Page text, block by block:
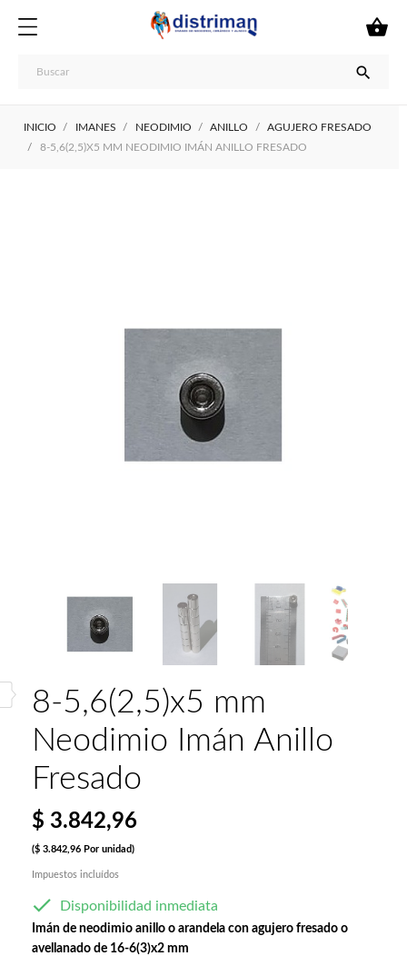


INICIO IMANES NEODIMIO ANILLO
AGUJERO FRESADO
8-5,6(2,5)X5 MM NEODIMIO IMÁN ANILLO FRESADO
8-5,6(2,5)x5 mm
Neodimio Imán Anillo
Fresado
$ 3.842,96
($ 3.842,96 Por unidad)
Impuestos incluídos
 Disponibilidad inmediata
Imán de neodimio anillo o arandela con agujero fresado o
avellanado de 16-6(3)x2 mm